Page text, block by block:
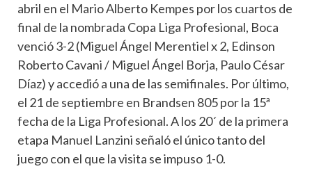
abril en el Mario Alberto Kempes por los cuartos de
final de la nombrada Copa Liga Profesional, Boca
venció 3-2 (Miguel Ángel Merentiel x 2, Edinson
Roberto Cavani / Miguel Ángel Borja, Paulo César
Díaz) y accedió a una de las semifinales. Por último,
el 21 de septiembre en Brandsen 805 por la 15ª
fecha de la Liga Profesional. A los 20´ de la primera
etapa Manuel Lanzini señaló el único tanto del
juego con el que la visita se impuso 1-0.